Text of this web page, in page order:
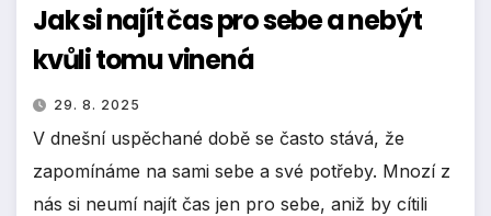
Jak si najít čas pro sebe a nebýt
kvůli tomu vinená
29. 8. 2025
V dnešní uspěchané době se často stává, že
zapomínáme na sami sebe a své potřeby. Mnozí z
nás si neumí najít čas jen pro sebe, aniž by cítili